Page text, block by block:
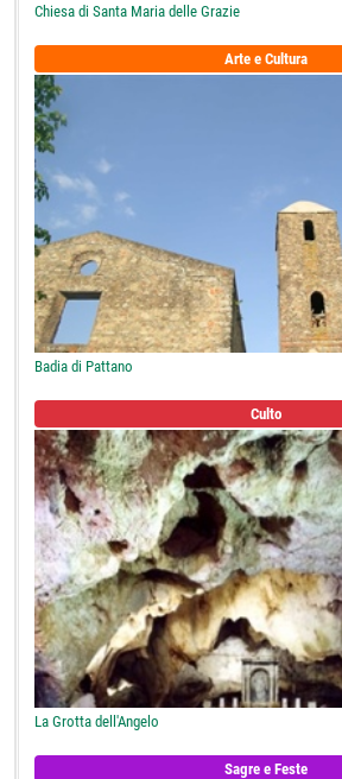
Chiesa di Santa Maria delle Grazie
Arte e Cultura
Badia di Pattano
Culto
La Grotta dell'Angelo
Sagre e Feste